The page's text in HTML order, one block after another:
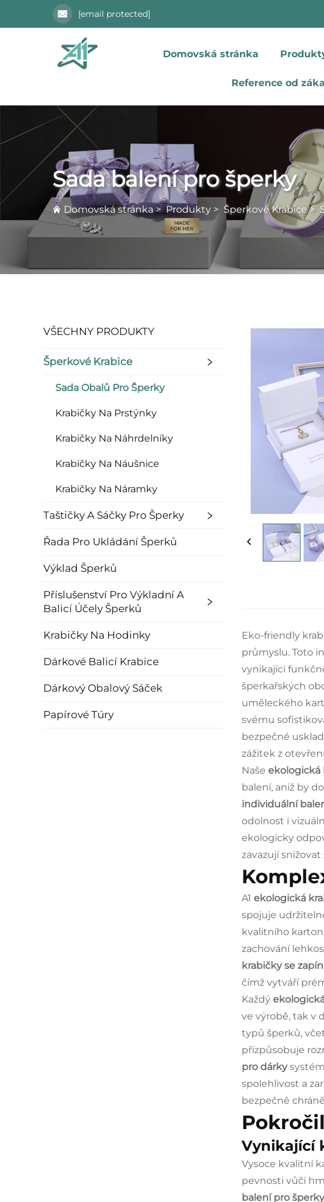
[email protected]
Domovská stránka
Reference od
Sada balení pro šperky
Domovská stránka>Produkty > Šperkové Krabice>
VŠECHNY PRODUKTY
Šperkové Krabice
Sada Obalů Pro Šperky
Krabičky Na Prstýnky
Krabičky Na Náhrdelníky
Krabičky Na Náušnice
Krabičky Na Náramky
Taštičky A Sáčky Pro Šperky
Řada Pro Ukládání Šperků
Výklad Šperků
Příslušenství Pro Výkladní A
Balicí Účely Šperků
Krabičky Na Hodinky
Dárkové Balicí Krabice
Dárkový Obalový Sáček
Papírové Túry
Eko-friendly
průmyslu. Toto
vynikající
šperkařských
uměleckého
svému
bezpečné
zážitek z
Naše ekologická
balení, aniž by
individuální
odolnost i
ekologicky
zavazují
A1 ekologická
spojuje
kvalitního
zachování
krabičky se
čímž vytváří
Každý
ve výrobě, tak v
typů šperků,
přizpůsobuje
pro dárky
spolehlivost a
bezpečně
Vynikající
Vysoce kvalitní
pevnosti vůči
balení pro